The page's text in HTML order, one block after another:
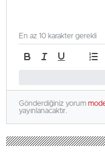
En az 10 karakter gerekli
Gönderdiğiniz yorum
yayınlanacaktır.